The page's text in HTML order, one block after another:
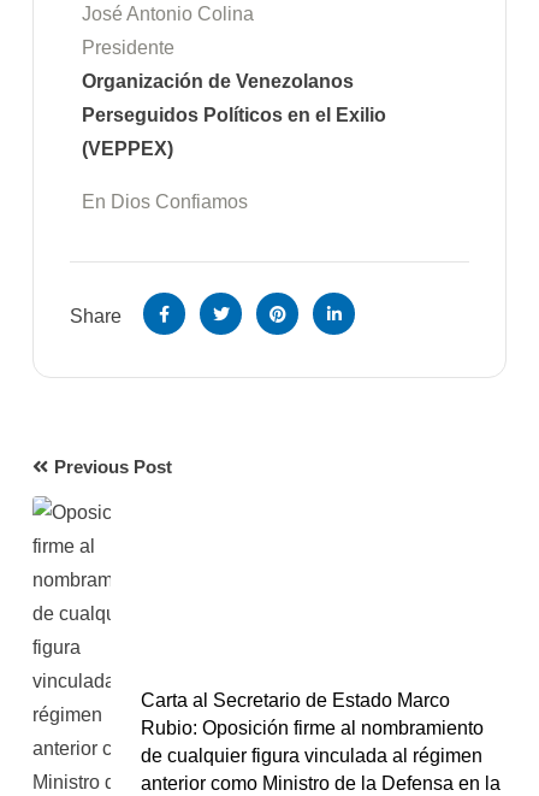
José Antonio Colina
Presidente
Organización de Venezolanos
Perseguidos Políticos en el Exilio
(VEPPEX)
En Dios Confiamos
Share
Previous Post
Carta al Secretario de Estado Marco
Rubio: Oposición firme al nombramiento
de cualquier figura vinculada al régimen
anterior como Ministro de la Defensa en la